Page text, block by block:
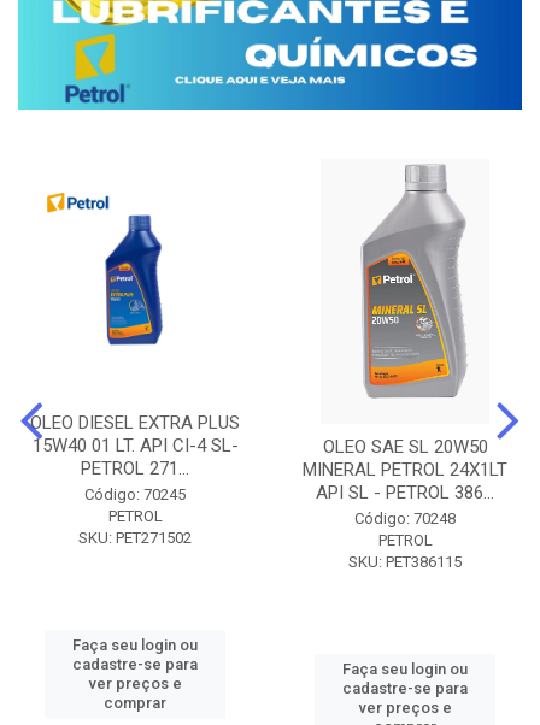
OLEO DIESEL EXTRA PLUS
15W40 01 LT. API CI-4 SL-
PETROL 271...
Código: 70245
PETROL
SKU: PET271502
Faça seu login ou
cadastre-se para
ver preços e
comprar
OLEO SAE SL 20W50
MINERAL PETROL 24X1LT
API SL - PETROL 386...
Código: 70248
PETROL
SKU: PET386115
Faça seu login ou
cadastre-se para
ver preços e